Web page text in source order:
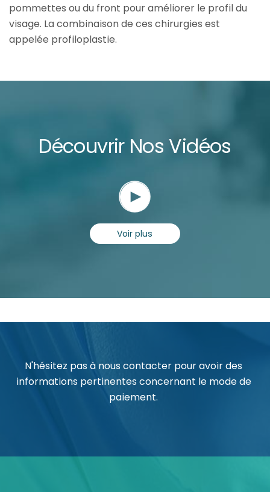
pommettes ou du front pour améliorer le profil du
visage. La combinaison de ces chirurgies est
appelée profiloplastie.
Découvrir Nos Vidéos
Voir plus
N'hésitez pas à nous contacter pour avoir des
informations pertinentes concernant le mode de
paiement.